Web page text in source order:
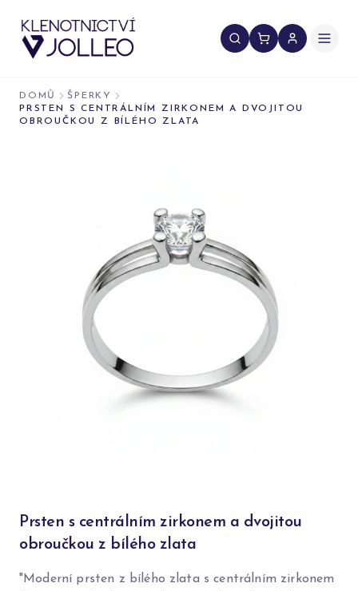
DOMŮ
ŠPERKY
PRSTEN S CENTRÁLNÍM ZIRKONEM A DVOJITOU
OBROUČKOU Z BÍLÉHO ZLATA
Prsten s centrálním zirkonem a dvojitou
obroučkou z bílého zlata
"Moderní prsten z bílého zlata s centrálním zirkonem